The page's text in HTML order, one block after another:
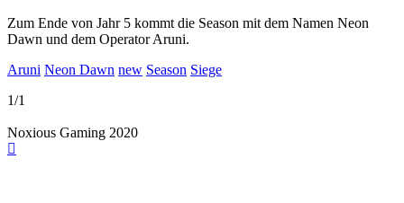
Zum Ende von Jahr 5 kommt die Season mit dem Namen Neon
Dawn und dem Operator Aruni.
Aruni Neon Dawn new Season Siege
1/1
Noxious Gaming 2020